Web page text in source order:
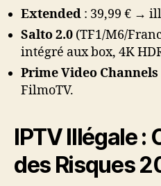
Extended : 39,99 € →
Salto 2.0 (TF1/M6/
intégré aux box, 4K
Prime Video Channels
FilmoTV.
IPTV Illégale :
des Risques